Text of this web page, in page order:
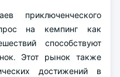
приключенческого
на кемпинг как
способствуют
Этот рынок также
достижений в